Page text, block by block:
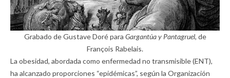
Grabado de Gustave Doré para Gargantúa y Pantagruel, de
François Rabelais.
La obesidad, abordada como enfermedad no transmisible (ENT),
ha alcanzado proporciones “epidémicas”, según la Organización